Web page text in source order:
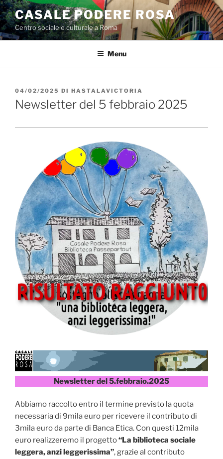
Salta
al
contenuto
CASALE PODERE ROSA
Centro sociale e culturale a Roma
Menu
PUBBLICATO
IL
04/02/2025 DI HASTALAVICTORIA
Newsletter del 5 febbraio 2025
Newsletter del 5.febbraio.2025
Abbiamo raccolto entro il termine previsto la quota
necessaria di 9mila euro per ricevere il contributo di
3mila euro da parte di Banca Etica. Con questi 12mila
euro realizzeremo il progetto“La biblioteca sociale
leggera, anzi leggerissima”, grazie al contributo